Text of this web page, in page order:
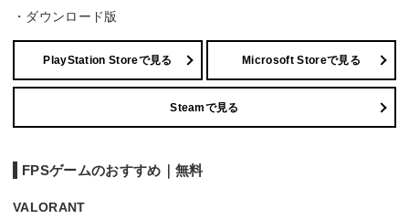
・ダウンロード版
PlayStation Storeで見る Microsoft Storeで見る
Steamで見る
FPSゲームのおすすめ｜無料
VALORANT